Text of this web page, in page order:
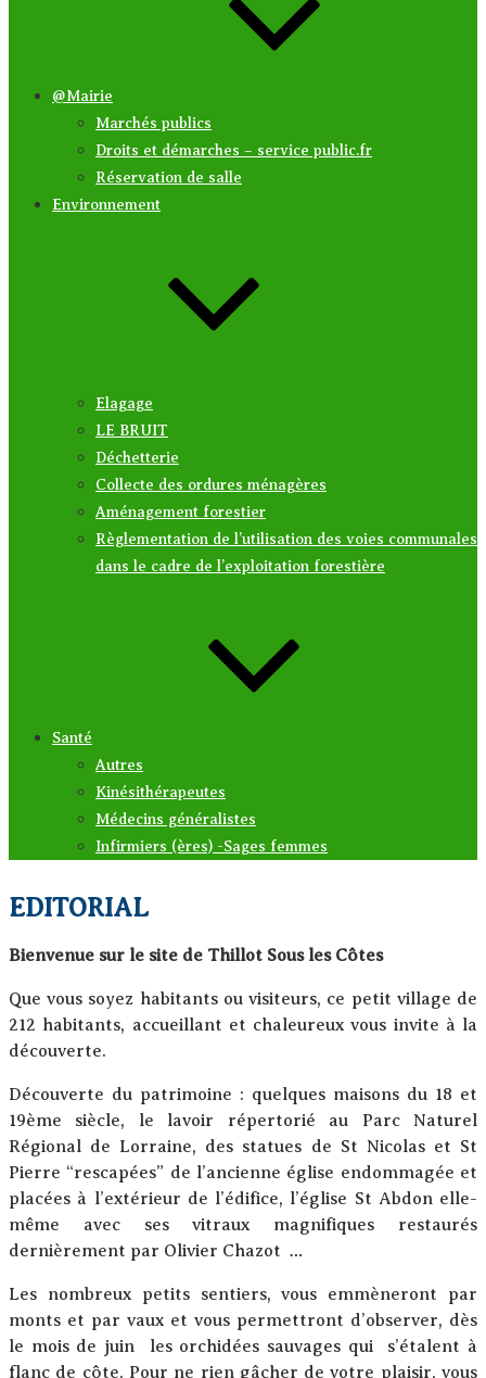
@Mairie
Marchés publics
Droits et démarches – service public.fr
Réservation de salle
Environnement
Elagage
LE BRUIT
Déchetterie
Collecte des ordures ménagères
Aménagement forestier
Règlementation de l’utilisation des voies communales
dans le cadre de l’exploitation forestière
Santé
Autres
Kinésithérapeutes
Médecins généralistes
Infirmiers (ères) -Sages femmes
EDITORIAL
Bienvenue sur le site de Thillot Sous les Côtes
Que vous soyez habitants ou visiteurs, ce petit village de
212 habitants, accueillant et chaleureux vous invite à la
découverte.
Découverte du patrimoine : quelques maisons du 18 et
19ème siècle, le lavoir répertorié au Parc Naturel
Régional de Lorraine, des statues de St Nicolas et St
Pierre “rescapées” de l’ancienne église endommagée et
placées à l’extérieur de l’édifice, l’église St Abdon elle-
même avec ses vitraux magnifiques restaurés
dernièrement par Olivier Chazot …
Les nombreux petits sentiers, vous emmèneront par
monts et par vaux et vous permettront d’observer, dès
le mois de juin les orchidées sauvages qui s’étalent à
flanc de côte. Pour ne rien gâcher de votre plaisir, vous